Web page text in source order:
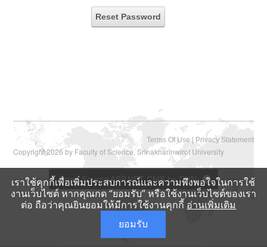
Reset Password
Terms Of Use | Privacy Statement
Copyright 2026 by Faculty of Science, Srinakharinwirot University
Open Source ASP.NET CMS by DNN
เราใช้คุกกี้เพื่อเพิ่มประสบการณ์และความพึงพอใจในการใช้
งานเว็บไซต์ หากคุณกด “ยอมรับ” หรือใช้งานเว็บไซต์ของเรา
ต่อ ถือว่าคุณยินยอมให้มีการใช้งานคุกกี้ อ่านเพิ่มเติม
ยอมรับ